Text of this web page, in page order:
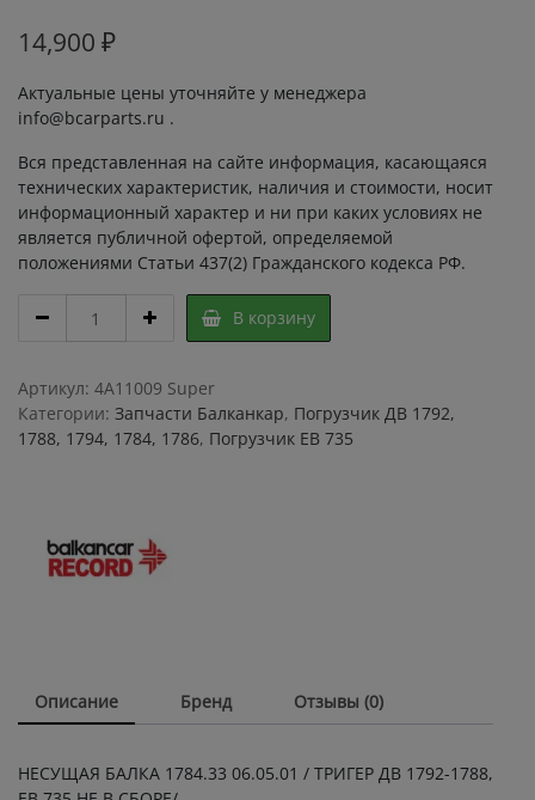
14,900 ₽
Актуальные цены уточняйте у менеджера
info@bcarparts.ru .
Вся представленная на сайте информация, касающаяся
технических характеристик, наличия и стоимости, носит
информационный характер и ни при каких условиях не
является публичной офертой, определяемой
положениями Статьи 437(2) Гражданского кодекса РФ.
БАЛКА
06.05.01
,
ТРИГЕР
735
НЕ
В корзину
Артикул: 4A11009 Super
Категории: Запчасти Балканкар, Погрузчик ДВ 1792,
1788, 1794, 1784, 1786, Погрузчик ЕВ 735
Описание Бренд Отзывы (0)
НЕСУЩАЯ БАЛКА 1784.33 06.05.01 / ТРИГЕР ДВ 1792-1788,